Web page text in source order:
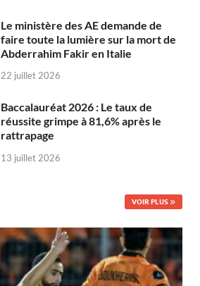
Le ministère des AE demande de
faire toute la lumière sur la mort de
Abderrahim Fakir en Italie
22 juillet 2026
Baccalauréat 2026 : Le taux de
réussite grimpe à 81,6% après le
rattrapage
13 juillet 2026
VOIR PLUS